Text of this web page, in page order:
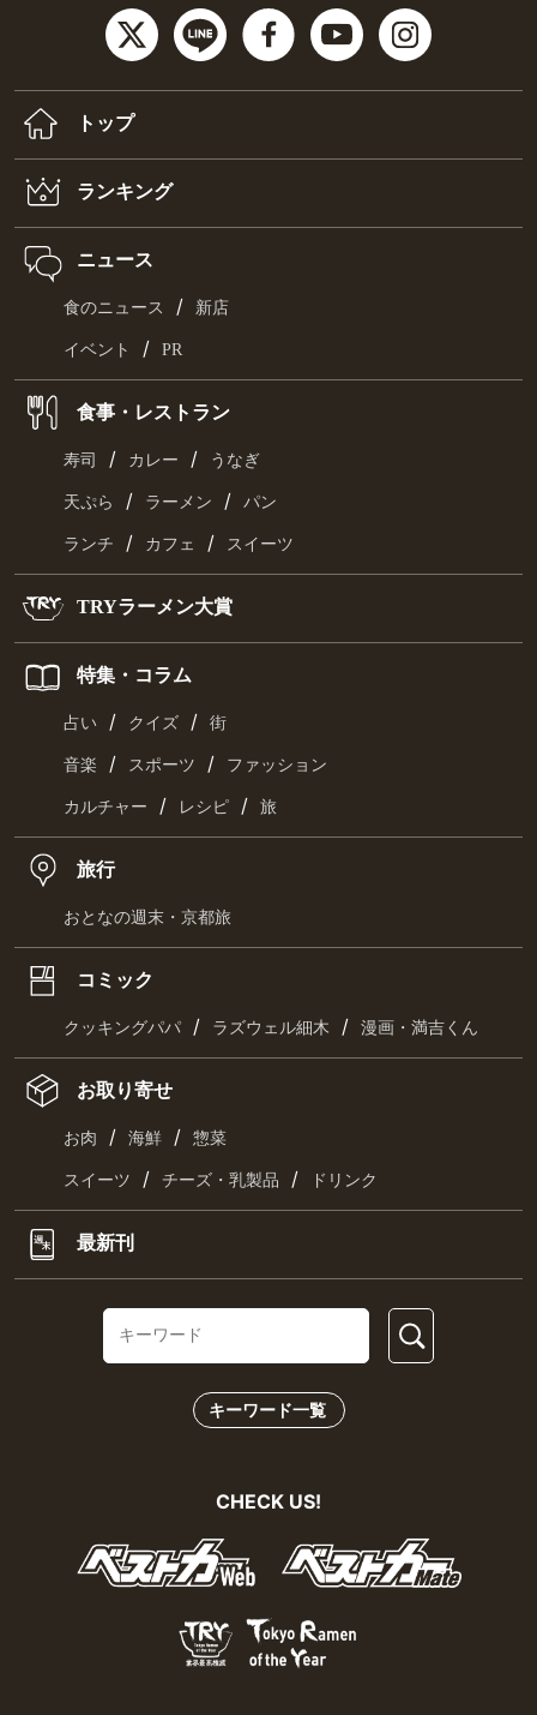
トップ
ランキング
ニュース
食のニュース / 新店
イベント / PR
食事・レストラン
寿司 / カレー / うなぎ
天ぷら / ラーメン / パン
ランチ / カフェ / スイーツ
TRYラーメン大賞
特集・コラム
占い / クイズ / 街
音楽 / スポーツ / ファッション
カルチャー / レシピ / 旅
旅行
おとなの週末・京都旅
コミック
クッキングパパ / ラズウェル細木 / 漫画・満吉くん
お取り寄せ
お肉 / 海鮮 / 惣菜
スイーツ / チーズ・乳製品 / ドリンク
最新刊
キーワード一覧
CHECK US!